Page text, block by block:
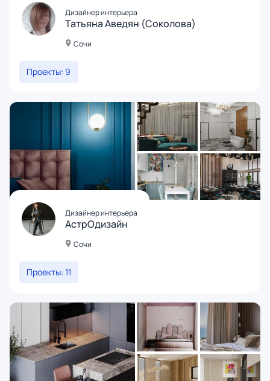
Дизайнер интерьера
Татьяна Аведян (Соколова)
Сочи
Проекты: 9
Дизайнер интерьера
АстрОдизайн
Сочи
Проекты: 11